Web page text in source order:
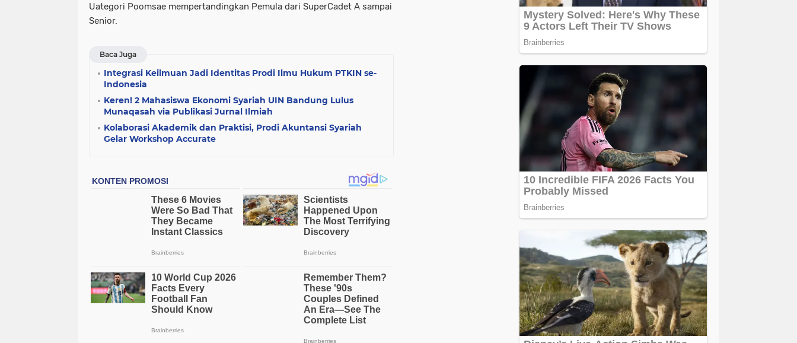
Uategori Poomsae mempertandingkan Pemula dari SuperCadet A sampai
Senior.
Baca Juga
Integrasi Keilmuan Jadi Identitas Prodi Ilmu Hukum PTKIN se-
Indonesia
Keren! 2 Mahasiswa Ekonomi Syariah UIN Bandung Lulus
Munaqasah via Publikasi Jurnal Ilmiah
Kolaborasi Akademik dan Praktisi, Prodi Akuntansi Syariah
Gelar Workshop Accurate